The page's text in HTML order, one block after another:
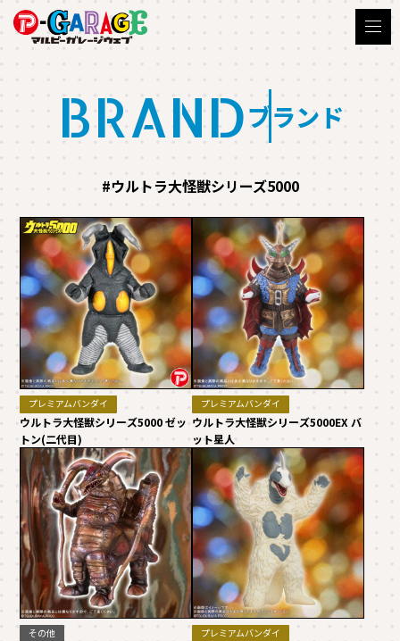
BRANDブランド
#ウルトラ大怪獣シリーズ5000
プレミアムバンダイ
ウルトラ大怪獣シリーズ5000 ゼッ
トン(二代目)
プレミアムバンダイ
ウルトラ大怪獣シリーズ5000EX バ
ット星人
その他 プレミアムバンダイ